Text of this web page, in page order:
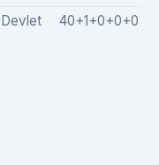
Devlet 40+1+0+0+0